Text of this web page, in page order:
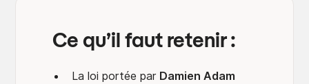
Ce qu’il faut retenir :
La loi portée par Damien Adam